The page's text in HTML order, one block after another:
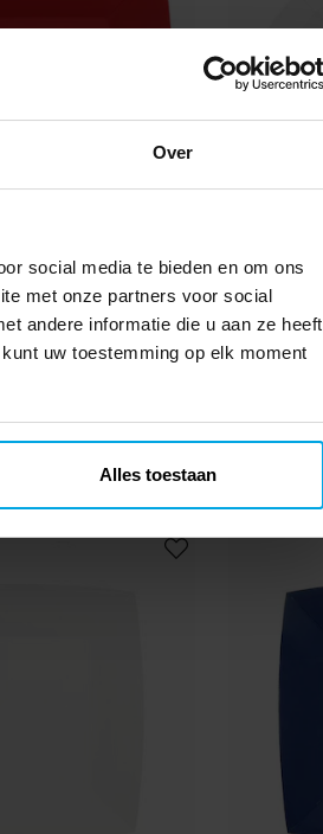
Over
social media te bieden en om ons
met onze partners voor social
andere informatie die u aan ze heeft
uw toestemming op elk moment
Alles toestaan
23 cm - Rood 10